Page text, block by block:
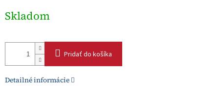
cena:
Skladom
Pridať do košíka
Detailné informácie